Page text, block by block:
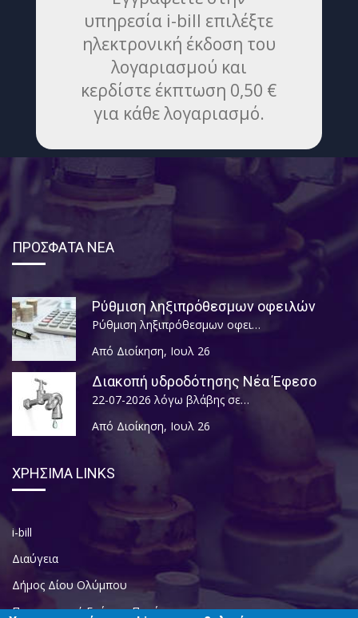
υπηρεσία i-bill επιλέξτε
ηλεκτρονική έκδοση του
λογαριασμού και
κερδίστε έκπτωση 0,50 €
για κάθε λογαριασμό.
ΠΡΟΣΦΑΤΑ ΝΕΑ
Ρύθμιση ληξιπρόθεσμων οφειλών
Ρύθμιση ληξιπρόθεσμων οφει…
Από Διοίκηση, Ιουλ 26
Διακοπή υδροδότησης Νέα Έφεσο
22-07-2026 λόγω βλάβης σε…
Από Διοίκηση, Ιουλ 26
ΧΡΗΣΙΜΑ LINKS
i-bill
Διαύγεια
Δήμος Δίου Ολύμπου
Περιφερειακή Ενότητα Πιερίας